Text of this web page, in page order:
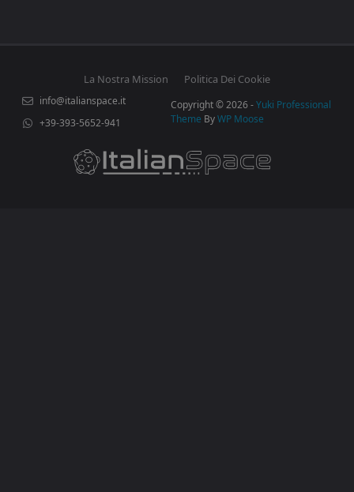
La Nostra Mission Politica Dei Cookie
info@italianspace.it
+39-393-5652-941
Copyright © 2026 -Yuki Professional
Theme ByWP Moose